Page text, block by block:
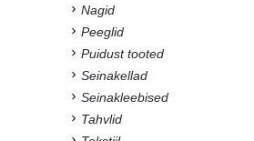
Nagid
Peeglid
Puidust tooted
Seinakellad
Seinakleebised
Tahvlid